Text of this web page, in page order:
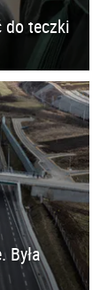
do teczki
Była